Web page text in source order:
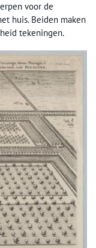
voor de
huis. Beiden maken
tekeningen.